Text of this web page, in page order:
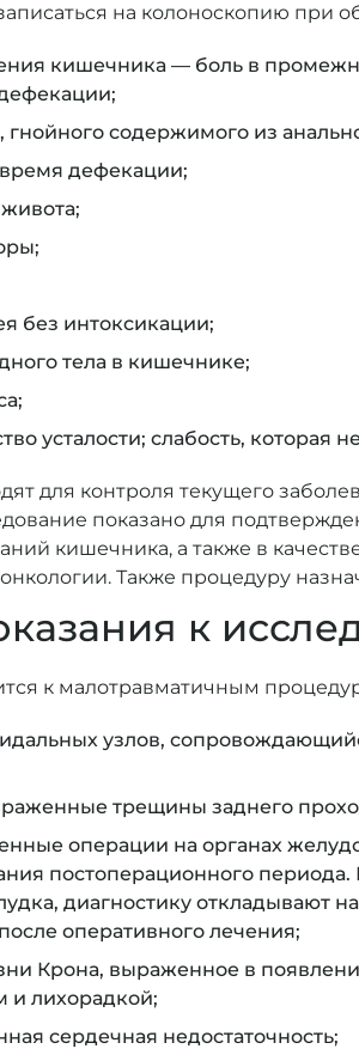
на колоноскопию при
кишечника — боль в
содержимого из
дефекации;
без интоксикации;
тела в кишечнике;
усталости; слабость,
для контроля текущего
показано для
кишечника, а также в
Также процедуру
к
к малотравматичным
узлов,
трещины заднего
операции на органах
постоперационного
диагностику откладывают
оперативного лечения;
Крона, выраженное в
и лихорадкой;
сердечная недостаточность;